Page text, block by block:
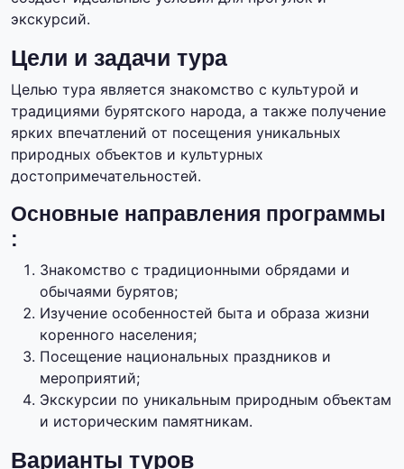
экскурсий.
Цели и задачи тура
Целью тура является знакомство с культурой и
традициями бурятского народа, а также получение
ярких впечатлений от посещения уникальных
природных объектов и культурных
достопримечательностей.
Основные направления программы
:
Знакомство с традиционными обрядами и
обычаями бурятов;
Изучение особенностей быта и образа жизни
коренного населения;
Посещение национальных праздников и
мероприятий;
Экскурсии по уникальным природным объектам
и историческим памятникам.
Варианты туров